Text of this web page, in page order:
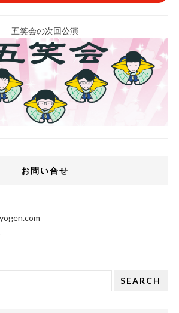
五笑会の次回公演
お問い合せ
SEARCH